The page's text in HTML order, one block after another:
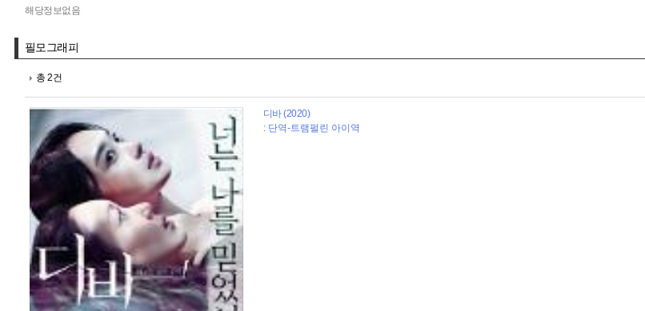
해당정보없음
필모그래피
총 2건
디바 (2020)
: 단역-트램펄린 아이역